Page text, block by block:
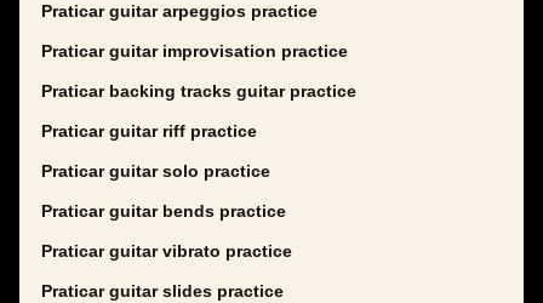
Praticar guitar arpeggios practice
Praticar guitar improvisation practice
Praticar backing tracks guitar practice
Praticar guitar riff practice
Praticar guitar solo practice
Praticar guitar bends practice
Praticar guitar vibrato practice
Praticar guitar slides practice